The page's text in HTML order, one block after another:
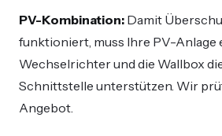
PV-Kombination: Damit
funktioniert, muss Ihre PV-Anlage
Wechselrichter und die Wallbox
Schnittstelle unterstützen. Wir
Angebot.